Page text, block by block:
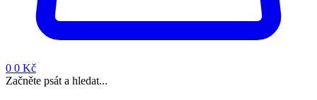
0 0 Kč
Začněte psát a hledat...